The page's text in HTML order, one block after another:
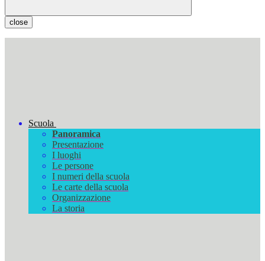
close
Scuola
Panoramica
Presentazione
I luoghi
Le persone
I numeri della scuola
Le carte della scuola
Organizzazione
La storia